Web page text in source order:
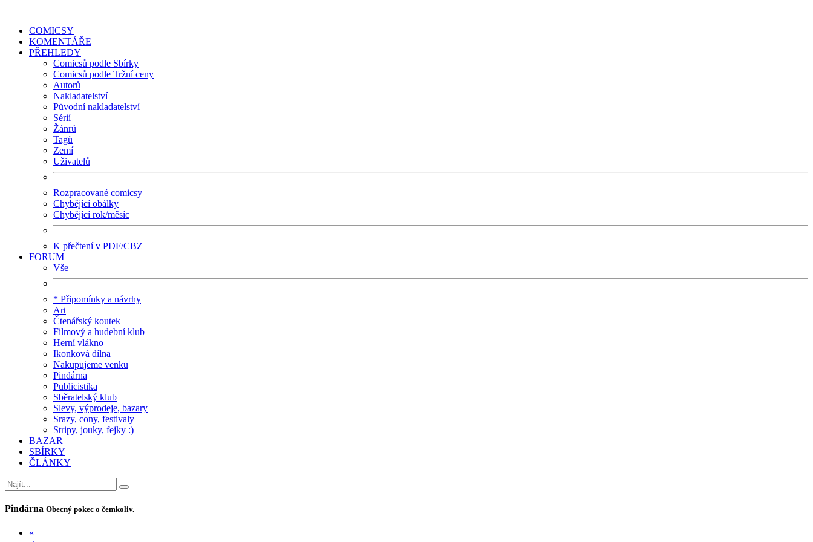
COMICSY
KOMENTÁŘE
PŘEHLEDY
Comicsů podle Sbírky
Comicsů podle Tržní ceny
Autorů
Nakladatelství
Původní nakladatelství
Sérií
Žánrů
Tagů
Zemí
Uživatelů
Rozpracované comicsy
Chybějící obálky
Chybějící rok/měsíc
K přečtení v PDF/CBZ
FORUM
Vše
* Připomínky a návrhy
Art
Čtenářský koutek
Filmový a hudební klub
Herní vlákno
Ikonková dílna
Nakupujeme venku
Pindárna
Publicistika
Sběratelský klub
Slevy, výprodeje, bazary
Srazy, cony, festivaly
Stripy, jouky, fejky :)
BAZAR
SBÍRKY
ČLÁNKY
Pindárna Obecný pokec o čemkoliv.
«